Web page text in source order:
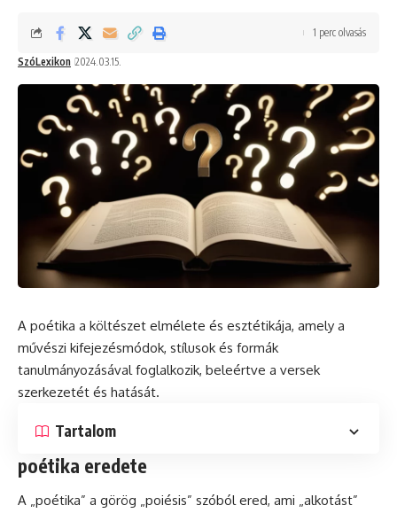
SzóLexikon 2024.03.15.
1 perc olvasás
A poétika a költészet elmélete és esztétikája, amely a
művészi kifejezésmódok, stílusok és formák
tanulmányozásával foglalkozik, beleértve a versek
szerkezetét és hatását.
Tartalom
poétika eredete
A „poétika” a görög „poiésis” szóból ered, ami „alkotást”